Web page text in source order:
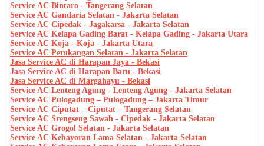
Service AC Bintaro - Tangerang Selatan
Service AC Gandaria Selatan - Jakarta Selatan
Service AC Cipedak - Jagakarsa - Jakarta Selatan
Service AC Kelapa Gading Barat - Kelapa Gading - Jakarta Utara
Service AC Koja - Koja - Jakarta Utara
Service AC Petukangan Selatan - Jakarta Selatan
Jasa Service AC di Harapan Jaya - Bekasi
Jasa Service AC di Harapan Baru - Bekasi
Jasa Service AC di Margahayu - Bekasi
Service AC Lenteng Agung - Lenteng Agung - Jakarta Selatan
Service AC Pulogadung – Pulogadung – Jakarta Timur
Service AC Ciputat – Ciputat – Tangerang Selatan
Service AC Srengseng Sawah - Cipedak - Jakarta Selatan
Service AC Grogol Selatan - Jakarta Selatan
Service AC Kebayoran Lama Selatan - Jakarta Selatan